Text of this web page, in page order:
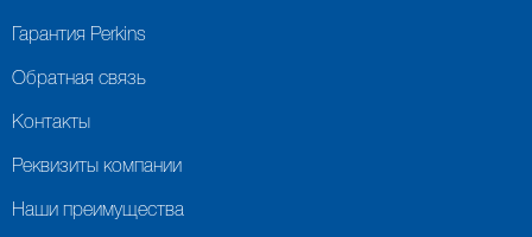
Гарантия Perkins
Обратная связь
Контакты
Реквизиты компании
Наши преимущества